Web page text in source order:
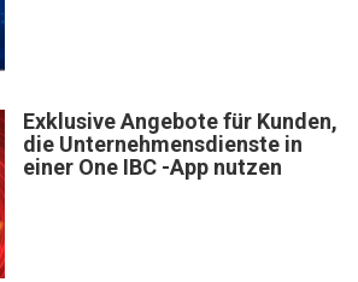
Exklusive Angebote für Kunden,
die Unternehmensdienste in
einer One IBC -App nutzen